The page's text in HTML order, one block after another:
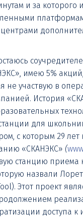
и за которого
имею 5%
не участвую в
История
для
с которым 29 лет
«СКАНЭКС» (
станцию приема
назвали
Этот проект
доступа к